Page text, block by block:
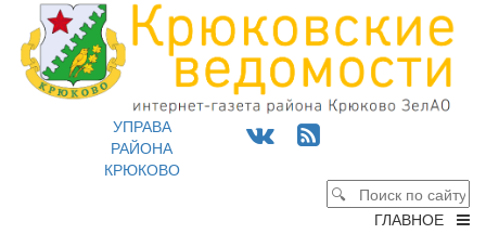
УПРАВА
РАЙОНА
КРЮКОВО
ГЛАВНОЕ